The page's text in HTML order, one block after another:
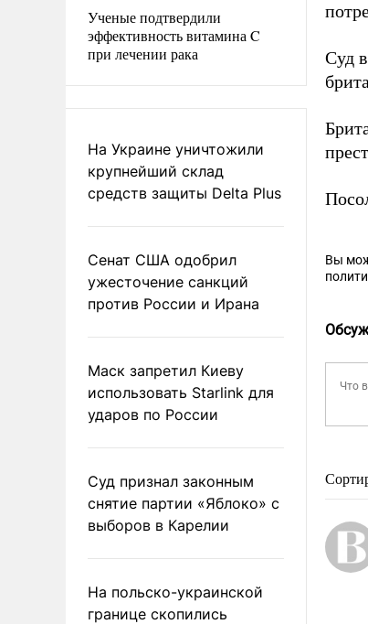
Ученые подтвердили
эффективность витамина C
при лечении рака
На Украине уничтожили
крупнейший склад
средств защиты Delta Plus
Сенат США одобрил
ужесточение санкций
против России и Ирана
Маск запретил Киеву
использовать Starlink для
ударов по России
Суд признал законным
снятие партии «Яблоко» с
выборов в Карелии
На польско-украинской
границе скопились
Суд
Вы